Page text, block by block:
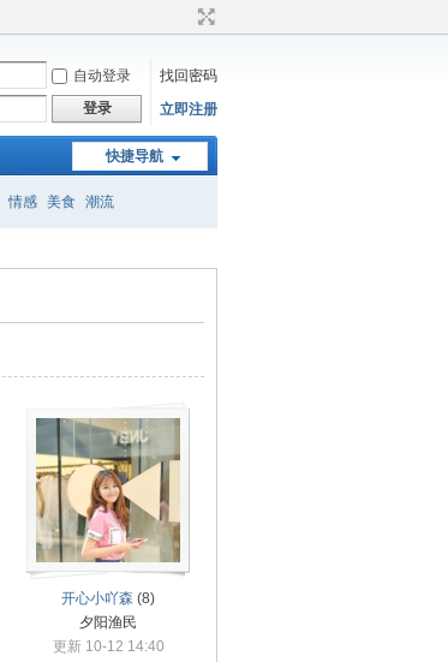
自动登录
找回密码
登录 立即注册
快捷导航
情感 美食 潮流
开心小吖森 (8)
夕阳渔民
更新 10-12 14:40